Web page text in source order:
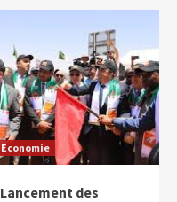
Economie
Lancement des